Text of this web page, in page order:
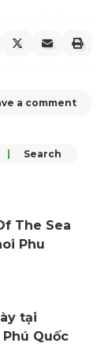
a comment
The Sea
Phu
tại
Quốc